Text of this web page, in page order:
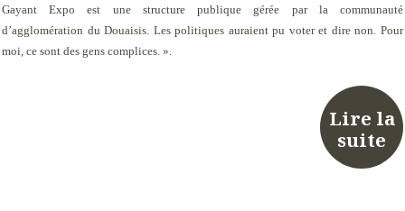
Gayant Expo est une structure publique gérée par la communauté
d’agglomération du Douaisis. Les politiques auraient pu voter et dire non. Pour
moi, ce sont des gens complices. ».
Lire la
suite